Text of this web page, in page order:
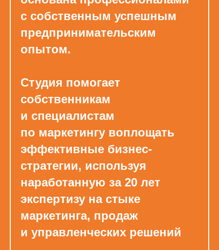
с собственным успешным
предпринимательским
опытом.
Студия помогает
собственникам
и специалистам
по маркетингу воплощать
эффективные бизнес-
стратегии, используя
наработанную за 20 лет
экспертизу на стыке
маркетинга, продаж
и управленческих решений